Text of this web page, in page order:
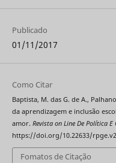
Publicado
01/11/2017
Como Citar
Baptista, M. das G. de A.,
da aprendizagem e inclusão
amor. Revista on Line De Política E
https://doi.org/10.22633/
Fomatos de Citação